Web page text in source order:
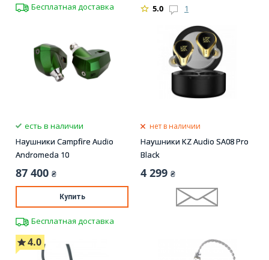
Бесплатная доставка
5.0
1
есть в наличии
Наушники Campfire Audio
Andromeda 10
87 400 ₴
Купить
Бесплатная доставка
нет в наличии
Наушники KZ Audio SA08 Pro
Black
4 299 ₴
4.0